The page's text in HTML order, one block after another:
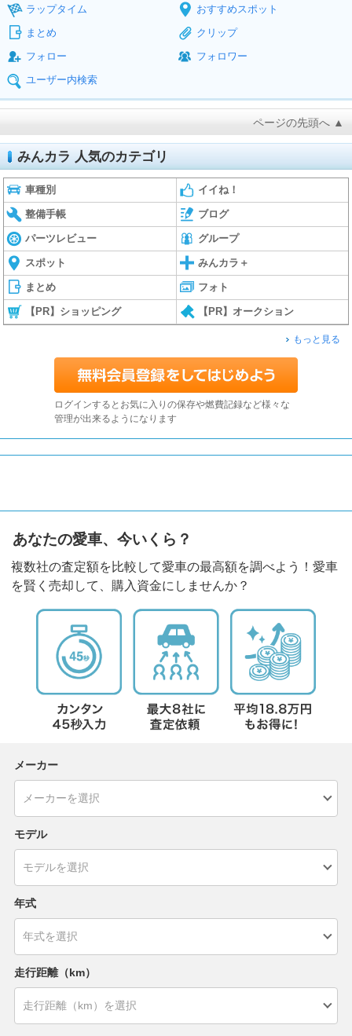
ラップタイム
おすすめスポット
まとめ
クリップ
フォロー
フォロワー
ユーザー内検索
ページの先頭へ ▲
みんカラ 人気のカテゴリ
車種別 イイね！
整備手帳 ブログ
パーツレビュー グループ
スポット みんカラ＋
まとめ フォト
【PR】ショッピング 【PR】オークション
もっと見る
ログインするとお気に入りの保存や燃費記録など様々な
管理が出来るようになります
あなたの愛車、今いくら？
複数社の査定額を比較して愛車の最高額を調べよう！愛車
を賢く売却して、購入資金にしませんか？
メーカー
モデル
年式
走行距離（km）